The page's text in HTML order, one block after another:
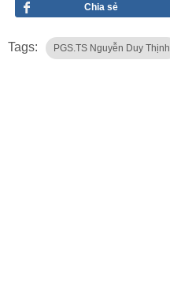
Chia sẻ
Tags: PGS.TS Nguyễn Duy Thịnh